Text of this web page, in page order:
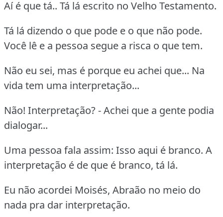
Aí é que tá.. Tá lá escrito no Velho Testamento.
Tá lá dizendo o que pode e o que não pode.
Você lê e a pessoa segue a risca o que tem.
Não eu sei, mas é porque eu achei que... Na
vida tem uma interpretação...
Não! Interpretação? - Achei que a gente podia
dialogar...
Uma pessoa fala assim: Isso aqui é branco. A
interpretação é de que é branco, tá lá.
Eu não acordei Moisés, Abraão no meio do
nada pra dar interpretação.